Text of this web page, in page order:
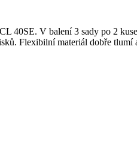
40SE. V balení 3 sady po 2
Flexibilní materiál dobře tlumí